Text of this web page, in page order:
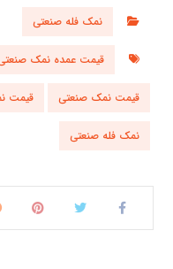
نمک فله صنعتی
قیمت عمده نمک
قیمت نمک صنعتی قیمت
نمک فله صنعتی